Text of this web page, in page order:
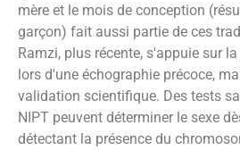
mère et le mois de conception
garçon) fait aussi partie de ces
Ramzi, plus récente, s'appuie sur
lors d'une échographie précoce,
validation scientifique. Des tests
NIPT peuvent déterminer le sexe
détectant la présence du